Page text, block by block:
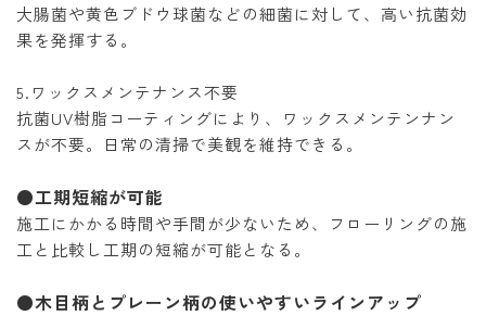
大腸菌や黄色ブドウ球菌などの細菌に対して、高い抗菌効
果を発揮する。
5.ワックスメンテナンス不要
抗菌UV樹脂コーティングにより、ワックスメンテンナン
スが不要。日常の清掃で美観を維持できる。
●工期短縮が可能
施工にかかる時間や手間が少ないため、フローリングの施
工と比較し工期の短縮が可能となる。
●木目柄とプレーン柄の使いやすいラインアップ